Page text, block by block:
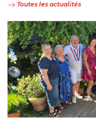
Toutes les actualités